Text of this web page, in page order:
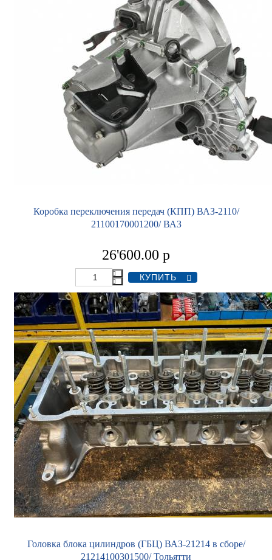
Коробка переключения передач (КПП) ВАЗ-2110/
21100170001200/ ВАЗ
26'600.00 р
Головка блока цилиндров (ГБЦ) ВАЗ-21214 в сборе/
21214100301500/ Тольятти